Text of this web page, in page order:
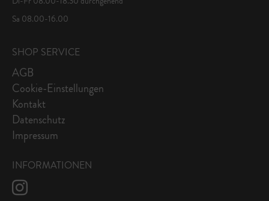
Sa 08.00-16.00
SHOP SERVICE
AGB
Cookie-Einstellungen
Kontakt
Datenschutz
Impressum
INFORMATIONEN